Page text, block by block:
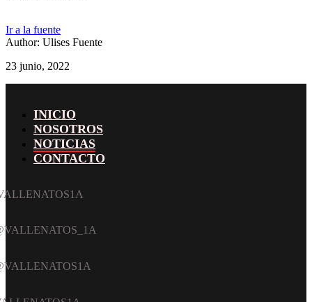
Ir a la fuente
Author: Ulises Fuente
23 junio, 2022
INICIO
NOSOTROS
NOTICIAS
CONTACTO